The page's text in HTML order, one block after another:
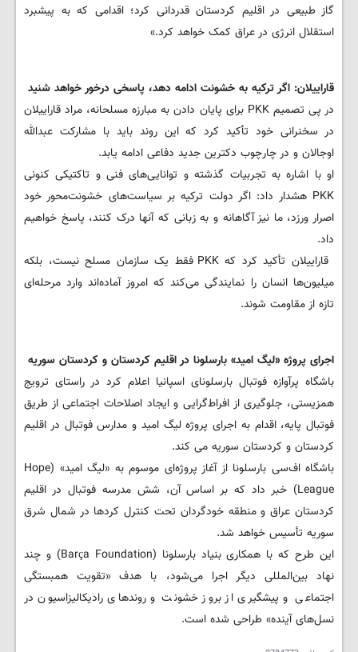
گاز طبیعی در اقلیم کردستان قدردانی کرد؛ اقدامی که به پیشبرد
استقلال انرژی در عراق کمک خواهد کرد.»
قاراییلان: اگر ترکیه به خشونت ادامه دهد، پاسخی درخور خواهد شنید
در پی تصمیم PKK برای پایان دادن به مبارزه مسلحانه، مراد قاراییلان
در سخنرانی خود تأکید کرد که این روند باید با مشارکت عبدالله
اوجالان و در چارچوب دکترین جدید دفاعی ادامه یابد.
او با اشاره به تجربیات گذشته و توانایی‌های فنی و تاکتیکی کنونی
PKK هشدار داد: اگر دولت ترکیه بر سیاست‌های خشونت‌محور خود
اصرار ورزد، ما نیز آگاهانه و به زبانی که آنها درک کنند، پاسخ خواهیم
داد.
قاراییلان تأکید کرد که PKK فقط یک سازمان مسلح نیست، بلکه
میلیون‌ها انسان را نمایندگی می‌کند که امروز آماده‌اند وارد مرحله‌ای
تازه از مقاومت شوند.
اجرای پروژه «لیگ امید» بارسلونا در اقلیم کردستان و کردستان سوریه
باشگاه پرآوازه فوتبال بارسلونای اسپانیا اعلام کرد در راستای ترویج
همزیستی، جلوگیری از افراط‌گرایی و ایجاد اصلاحات اجتماعی از طریق
فوتبال پایه، اقدام به اجرای پروژه لیگ امید و مدارس فوتبال در اقلیم
کردستان و کردستان سوریه می کند.
باشگاه اف‌سی بارسلونا از آغاز پروژه‌ای موسوم به «لیگ امید» (Hope
League) خبر داد که بر اساس آن، شش مدرسه فوتبال در اقلیم
کردستان عراق و منطقه خودگردان تحت کنترل کردها در شمال شرق
سوریه تأسیس خواهد شد.
این طرح که با همکاری بنیاد بارسلونا (Barça Foundation) و چند
نهاد بین‌المللی دیگر اجرا می‌شود، با هدف «تقویت همبستگی
اجتماعی و پیشگیری از بروز خشونت و روندهای رادیکالیزاسیون در
نسل‌های آینده» طراحی شده است.